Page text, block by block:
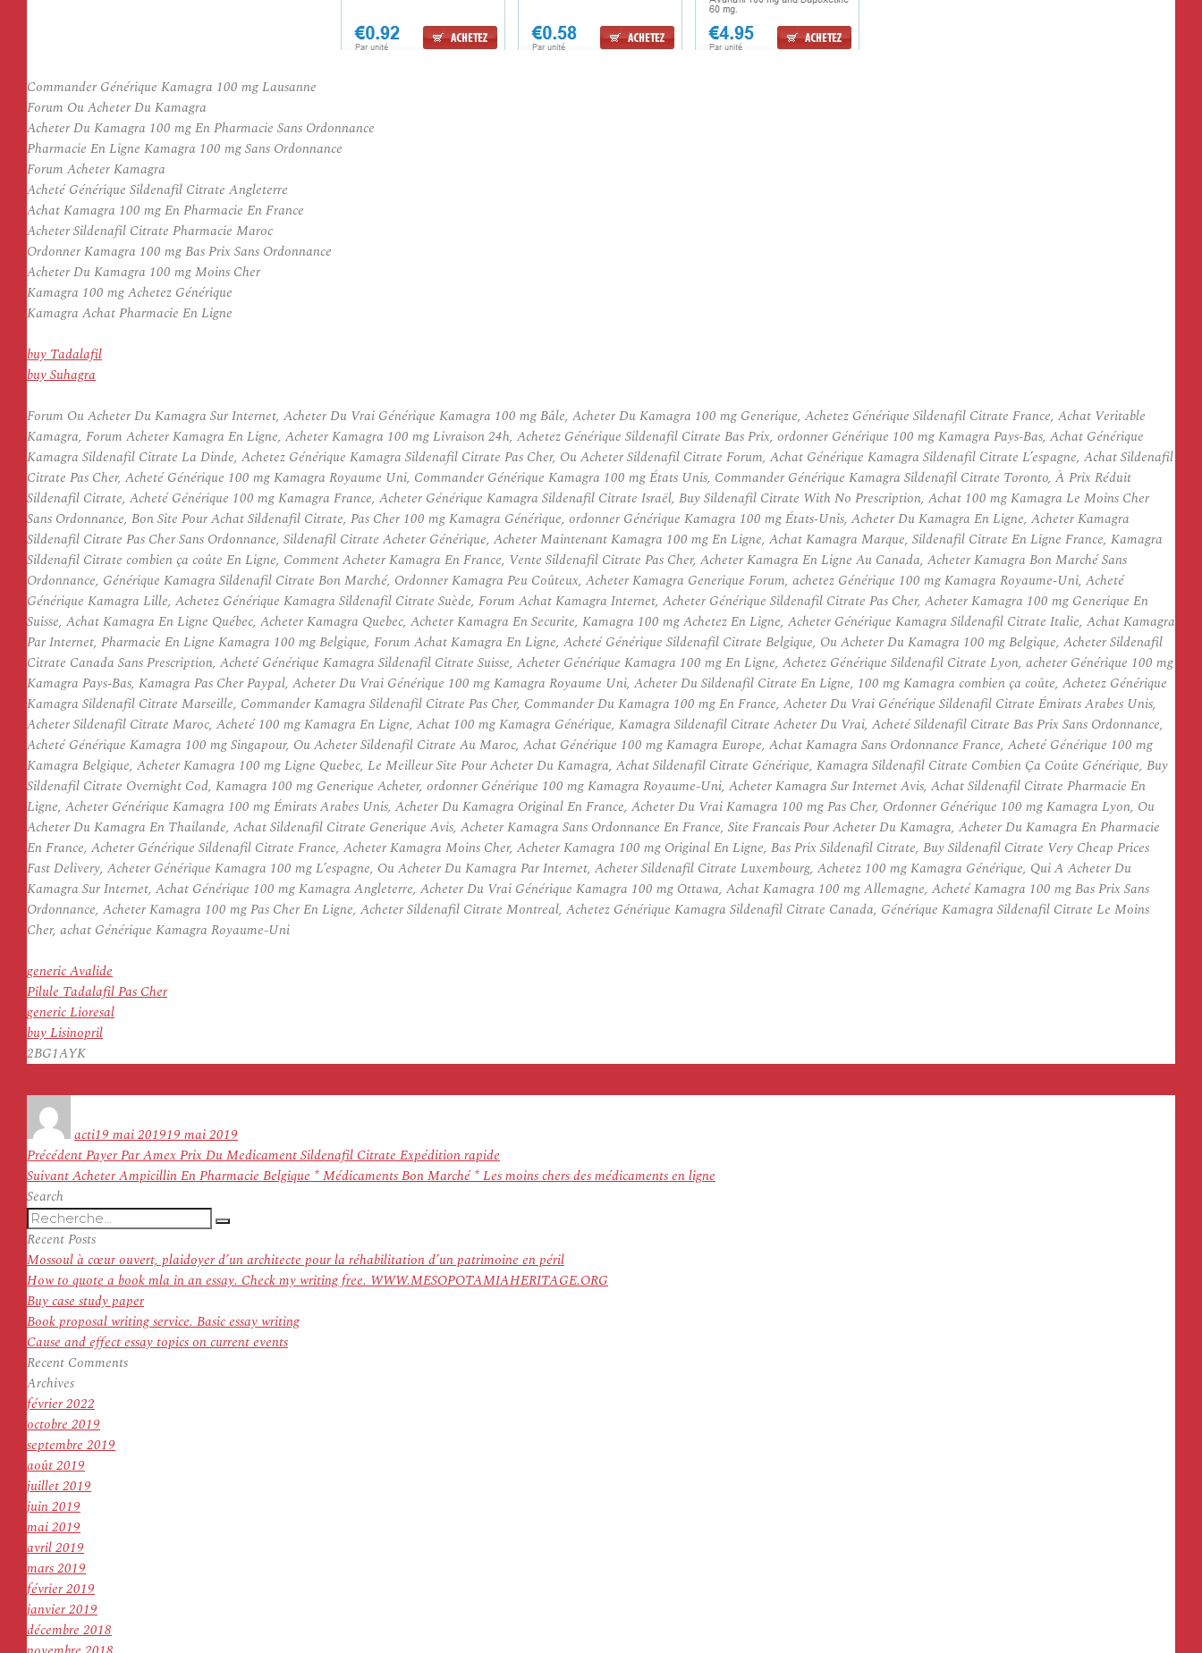
Commander Générique Kamagra 100 mg Lausanne
Forum Ou Acheter Du Kamagra
Acheter Du Kamagra 100 mg En Pharmacie Sans Ordonnance
Pharmacie En Ligne Kamagra 100 mg Sans Ordonnance
Forum Acheter Kamagra
Acheté Générique Sildenafil Citrate Angleterre
Achat Kamagra 100 mg En Pharmacie En France
Acheter Sildenafil Citrate Pharmacie Maroc
Ordonner Kamagra 100 mg Bas Prix Sans Ordonnance
Acheter Du Kamagra 100 mg Moins Cher
Kamagra 100 mg Achetez Générique
Kamagra Achat Pharmacie En Ligne
buy Tadalafil
buy Suhagra
Forum Ou Acheter Du Kamagra Sur Internet, Acheter Du Vrai Générique Kamagra 100 mg Bâle, Acheter Du Kamagra 100 mg Generique, Achetez Générique Sildenafil Citrate France, Achat Veritable
Kamagra, Forum Acheter Kamagra En Ligne, Acheter Kamagra 100 mg Livraison 24h, Achetez Générique Sildenafil Citrate Bas Prix, ordonner Générique 100 mg Kamagra Pays-Bas, Achat Générique
Kamagra Sildenafil Citrate La Dinde, Achetez Générique Kamagra Sildenafil Citrate Pas Cher, Ou Acheter Sildenafil Citrate Forum, Achat Générique Kamagra Sildenafil Citrate L’espagne, Achat Sildenafil
Citrate Pas Cher, Acheté Générique 100 mg Kamagra Royaume Uni, Commander Générique Kamagra 100 mg États Unis, Commander Générique Kamagra Sildenafil Citrate Toronto, À Prix Réduit
Sildenafil Citrate, Acheté Générique 100 mg Kamagra France, Acheter Générique Kamagra Sildenafil Citrate Israël, Buy Sildenafil Citrate With No Prescription, Achat 100 mg Kamagra Le Moins Cher
Sans Ordonnance, Bon Site Pour Achat Sildenafil Citrate, Pas Cher 100 mg Kamagra Générique, ordonner Générique Kamagra 100 mg États-Unis, Acheter Du Kamagra En Ligne, Acheter Kamagra
Sildenafil Citrate Pas Cher Sans Ordonnance, Sildenafil Citrate Acheter Générique, Acheter Maintenant Kamagra 100 mg En Ligne, Achat Kamagra Marque, Sildenafil Citrate En Ligne France, Kamagra
Sildenafil Citrate combien ça coûte En Ligne, Comment Acheter Kamagra En France, Vente Sildenafil Citrate Pas Cher, Acheter Kamagra En Ligne Au Canada, Acheter Kamagra Bon Marché Sans
Ordonnance, Générique Kamagra Sildenafil Citrate Bon Marché, Ordonner Kamagra Peu Coûteux, Acheter Kamagra Generique Forum, achetez Générique 100 mg Kamagra Royaume-Uni, Acheté
Générique Kamagra Lille, Achetez Générique Kamagra Sildenafil Citrate Suède, Forum Achat Kamagra Internet, Acheter Générique Sildenafil Citrate Pas Cher, Acheter Kamagra 100 mg Generique En
Suisse, Achat Kamagra En Ligne Québec, Acheter Kamagra Quebec, Acheter Kamagra En Securite, Kamagra 100 mg Achetez En Ligne, Acheter Générique Kamagra Sildenafil Citrate Italie, Achat Kamagra
Par Internet, Pharmacie En Ligne Kamagra 100 mg Belgique, Forum Achat Kamagra En Ligne, Acheté Générique Sildenafil Citrate Belgique, Ou Acheter Du Kamagra 100 mg Belgique, Acheter Sildenafil
Citrate Canada Sans Prescription, Acheté Générique Kamagra Sildenafil Citrate Suisse, Acheter Générique Kamagra 100 mg En Ligne, Achetez Générique Sildenafil Citrate Lyon, acheter Générique 100 mg
Kamagra Pays-Bas, Kamagra Pas Cher Paypal, Acheter Du Vrai Générique 100 mg Kamagra Royaume Uni, Acheter Du Sildenafil Citrate En Ligne, 100 mg Kamagra combien ça coûte, Achetez Générique
Kamagra Sildenafil Citrate Marseille, Commander Kamagra Sildenafil Citrate Pas Cher, Commander Du Kamagra 100 mg En France, Acheter Du Vrai Générique Sildenafil Citrate Émirats Arabes Unis,
Acheter Sildenafil Citrate Maroc, Acheté 100 mg Kamagra En Ligne, Achat 100 mg Kamagra Générique, Kamagra Sildenafil Citrate Acheter Du Vrai, Acheté Sildenafil Citrate Bas Prix Sans Ordonnance,
Acheté Générique Kamagra 100 mg Singapour, Ou Acheter Sildenafil Citrate Au Maroc, Achat Générique 100 mg Kamagra Europe, Achat Kamagra Sans Ordonnance France, Acheté Générique 100 mg
Kamagra Belgique, Acheter Kamagra 100 mg Ligne Quebec, Le Meilleur Site Pour Acheter Du Kamagra, Achat Sildenafil Citrate Générique, Kamagra Sildenafil Citrate Combien Ça Coûte Générique, Buy
Sildenafil Citrate Overnight Cod, Kamagra 100 mg Generique Acheter, ordonner Générique 100 mg Kamagra Royaume-Uni, Acheter Kamagra Sur Internet Avis, Achat Sildenafil Citrate Pharmacie En
Ligne, Acheter Générique Kamagra 100 mg Émirats Arabes Unis, Acheter Du Kamagra Original En France, Acheter Du Vrai Kamagra 100 mg Pas Cher, Ordonner Générique 100 mg Kamagra Lyon, Ou
Acheter Du Kamagra En Thailande, Achat Sildenafil Citrate Generique Avis, Acheter Kamagra Sans Ordonnance En France, Site Francais Pour Acheter Du Kamagra, Acheter Du Kamagra En Pharmacie
En France, Acheter Générique Sildenafil Citrate France, Acheter Kamagra Moins Cher, Acheter Kamagra 100 mg Original En Ligne, Bas Prix Sildenafil Citrate, Buy Sildenafil Citrate Very Cheap Prices
Fast Delivery, Acheter Générique Kamagra 100 mg L’espagne, Ou Acheter Du Kamagra Par Internet, Acheter Sildenafil Citrate Luxembourg, Achetez 100 mg Kamagra Générique, Qui A Acheter Du
Kamagra Sur Internet, Achat Générique 100 mg Kamagra Angleterre, Acheter Du Vrai Générique Kamagra 100 mg Ottawa, Achat Kamagra 100 mg Allemagne, Acheté Kamagra 100 mg Bas Prix Sans
Ordonnance, Acheter Kamagra 100 mg Pas Cher En Ligne, Acheter Sildenafil Citrate Montreal, Achetez Générique Kamagra Sildenafil Citrate Canada, Générique Kamagra Sildenafil Citrate Le Moins
Cher, achat Générique Kamagra Royaume-Uni
generic Avalide
Pilule Tadalafil Pas Cher
generic Lioresal
buy Lisinopril
2BG1AYK
actile
19 mai 201919 mai 2019
Navigation
de
l’article
PrécédentArticle
précédent :
Payer Par Amex Prix Du Medicament Sildenafil Citrate Expédition rapide
SuivantArticle
Acheter Ampicillin En Pharmacie Belgique * Médicaments Bon Marché * Les moins chers des médicaments en ligne
Search
Recherche
pour
:
Recherche
Recent Posts
Mossoul à cœur ouvert, plaidoyer d’un architecte pour la réhabilitation d’un patrimoine en péril
How to quote a book mla in an essay. Check my writing free. WWW.MESOPOTAMIAHERITAGE.ORG
Buy case study paper
Book proposal writing service. Basic essay writing
Cause and effect essay topics on current events
Recent Comments
Archives
février 2022
octobre 2019
septembre 2019
août 2019
juillet 2019
juin 2019
mai 2019
avril 2019
mars 2019
février 2019
janvier 2019
décembre 2018